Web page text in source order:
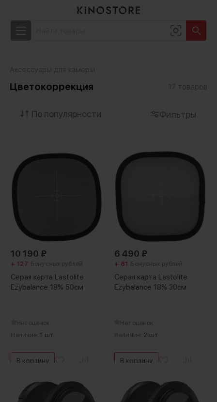
Цветокоррекция
Фильтры
10 190 ₽
+ 127 Бонусных рублей
Серая карта Lastolite
Ezybalance 18% 50см
Нет оценок
Наличие: 1 шт.
В корзину
6 490 ₽
+ 81 Бонусных рублей
Серая карта Lastolite
Ezybalance 18% 30см
Нет оценок
Наличие: 2 шт.
В корзину